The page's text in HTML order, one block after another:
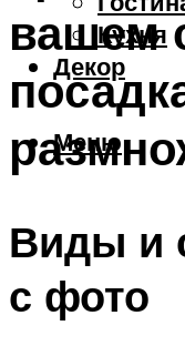
Кухня
Декор
Меню
вашем
Виды и
с фото